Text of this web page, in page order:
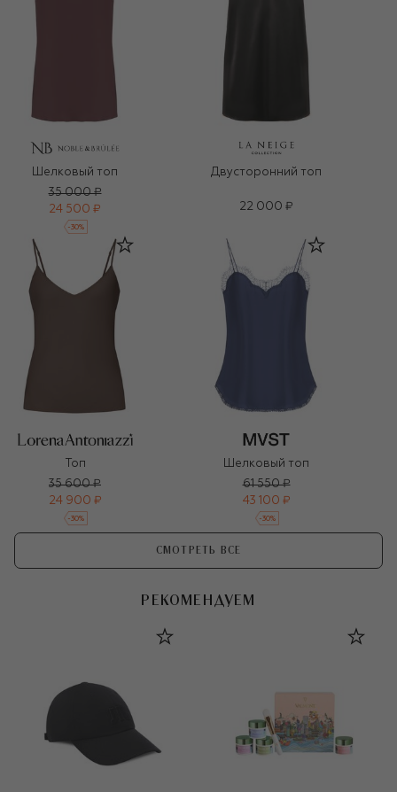
Шелковый топ
35 000 ₽
24 500 ₽
-30%
Двусторонний топ
22 000 ₽
Топ
35 600 ₽
24 900 ₽
-30%
Шелковый топ
61 550 ₽
43 100 ₽
-30%
СМОТРЕТЬ ВСЕ
РЕКОМЕНДУЕМ